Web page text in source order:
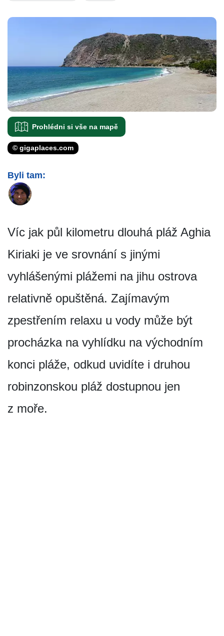
Prohlédni si vše na mapě
© gigaplaces.com
Byli tam:
Víc jak půl kilometru dlouhá pláž Aghia
Kiriaki je ve srovnání s jinými
vyhlášenými plážemi na jihu ostrova
relativně opuštěná. Zajímavým
zpestřením relaxu u vody může být
procházka na vyhlídku na východním
konci pláže, odkud uvidíte i druhou
robinzonskou pláž dostupnou jen
z moře.